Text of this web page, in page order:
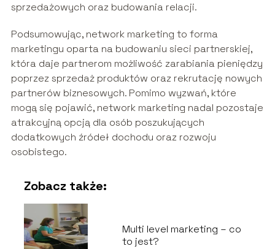
sprzedażowych oraz budowania relacji.
Podsumowując, network marketing to forma
marketingu oparta na budowaniu sieci partnerskiej,
która daje partnerom możliwość zarabiania pieniędzy
poprzez sprzedaż produktów oraz rekrutację nowych
partnerów biznesowych. Pomimo wyzwań, które
mogą się pojawić, network marketing nadal pozostaje
atrakcyjną opcją dla osób poszukujących
dodatkowych źródeł dochodu oraz rozwoju
osobistego.
Zobacz także:
Multi level marketing – co
to jest?